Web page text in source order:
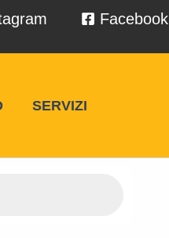
Facebook
SERVIZI